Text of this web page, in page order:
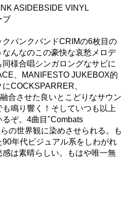
ASIDEBSIDE VINYL
ブ
パンクバンドCRIMの6枚目の
んなのこの豪快な哀愁メロデ
様合唱シンガロングなサビに
、MANIFESTO JUKEBOX的
COCKSPARRER、
合させた良いとこどりなサウン
鳴り響く！そしていつも以上
ぞ。4曲目"Combats
の世界観に染めさせられる。も
年代ビジュアル系をしわがれ
は素晴らしい。もはや唯一無